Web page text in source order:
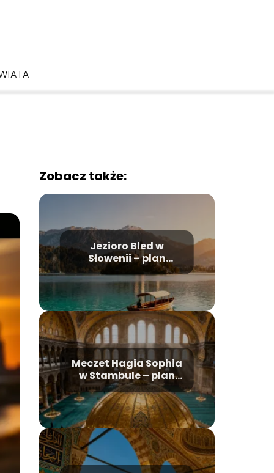
Zobacz także:
Jezioro Bled w
Słowenii – plan
zwiedzania i
najważniejsze
atrakcje
Meczet Hagia Sophia
w Stambule – plan
zwiedzania, historia,
bilety